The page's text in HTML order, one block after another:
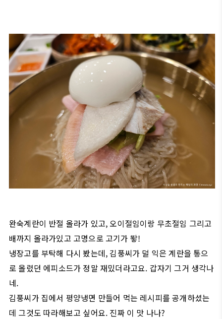
완숙계란이 반절 올라가 있고, 오이절임이랑 무초절임 그리고
배까지 올라가있고 고명으로 고기가 뙇!
냉장고를 부탁해 다시 봤는데, 김풍씨가 덜 익은 계란을 통으
로 올렸던 에피소드가 정말 재밌더라고요. 갑자기 그거 생각나
네.
김풍씨가 집에서 평양냉면 만들어 먹는 레시피를 공개하셨는
데 그것도 따라해보고 싶어요. 진짜 이 맛 나나?